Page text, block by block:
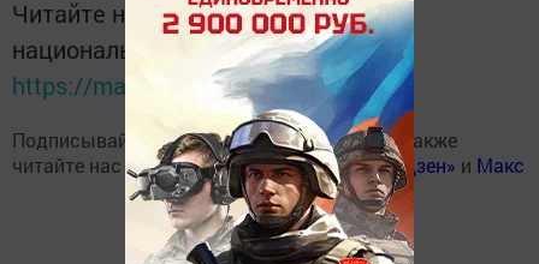
Читайте новости Татарстана в
национальном мессенджере MАХ:
https://max.ru/tatmedia
Подписывайтесь на нашTelegram-канал, а также
читайте нас Вконтакте,Одноклассниках,«Дзен» и Макс